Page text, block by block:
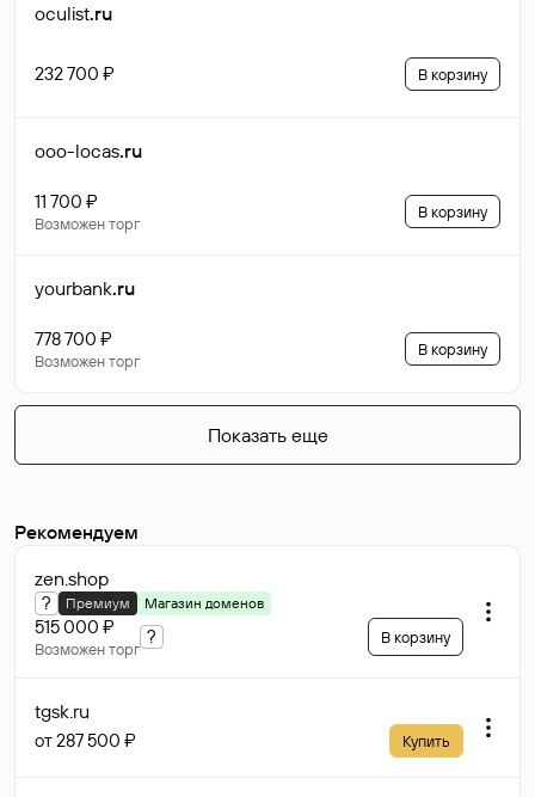
oculist.ru
232 700 ₽ В корзину
ooo-locas.ru
11 700 ₽
Возможен торг
В корзину
yourbank.ru
778 700 ₽
Возможен торг
В корзину
Показать еще
Рекомендуем
zen.shop
? Премиум Магазин доменов
515 000 ₽
Возможен торг
? В корзину
tgsk.ru
от 287 500 ₽ Купить